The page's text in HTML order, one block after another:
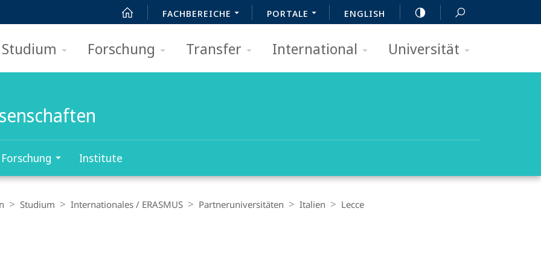
FACHBEREICHE PORTALE ENGLISH
Studium Forschung Transfer International Universität
Forschung Institute
Studium Internationales / ERASMUS Partneruniversitäten Italien Lecce